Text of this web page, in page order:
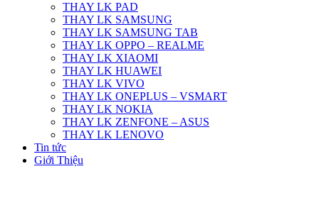
THAY LK PAD
THAY LK SAMSUNG
THAY LK SAMSUNG TAB
THAY LK OPPO – REALME
THAY LK XIAOMI
THAY LK HUAWEI
THAY LK VIVO
THAY LK ONEPLUS – VSMART
THAY LK NOKIA
THAY LK ZENFONE – ASUS
THAY LK LENOVO
Tin tức
Giới Thiệu